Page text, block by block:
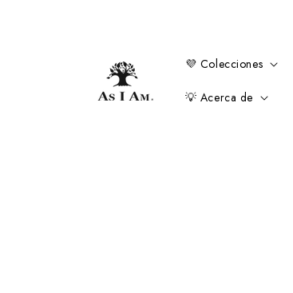
💜 Colecciones
💡 Acerca de